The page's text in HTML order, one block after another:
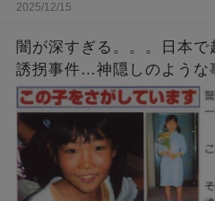
2025/12/15
闇が深すぎる。。。日本
誘拐事件…神隠しのよう